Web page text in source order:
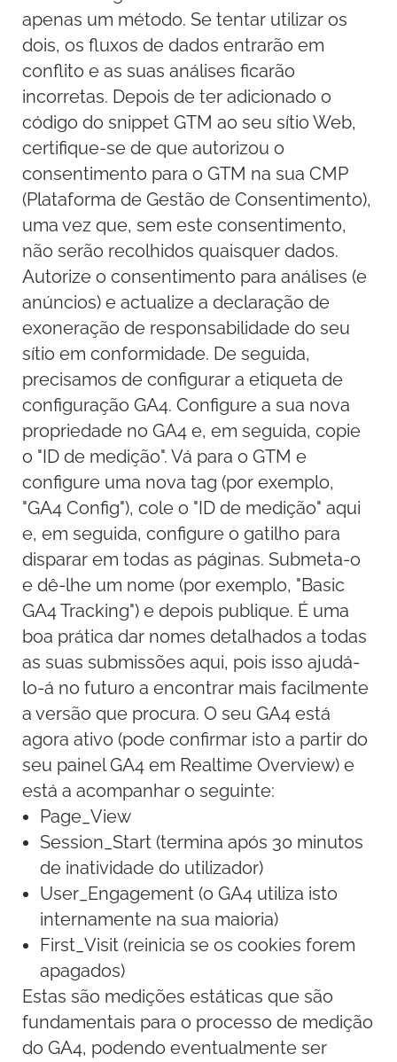
apenas um método. Se tentar utilizar os
dois, os fluxos de dados entrarão em
conflito e as suas análises ficarão
incorretas. Depois de ter adicionado o
código do snippet GTM ao seu sítio Web,
certifique-se de que autorizou o
consentimento para o GTM na sua CMP
(Plataforma de Gestão de Consentimento),
uma vez que, sem este consentimento,
não serão recolhidos quaisquer dados.
Autorize o consentimento para análises (e
anúncios) e actualize a declaração de
exoneração de responsabilidade do seu
sítio em conformidade. De seguida,
precisamos de configurar a etiqueta de
configuração GA4. Configure a sua nova
propriedade no GA4 e, em seguida, copie
o "ID de medição". Vá para o GTM e
configure uma nova tag (por exemplo,
"GA4 Config"), cole o "ID de medição" aqui
e, em seguida, configure o gatilho para
disparar em todas as páginas. Submeta-o
e dê-lhe um nome (por exemplo, "Basic
GA4 Tracking") e depois publique. É uma
boa prática dar nomes detalhados a todas
as suas submissões aqui, pois isso ajudá-
lo-á no futuro a encontrar mais facilmente
a versão que procura. O seu GA4 está
agora ativo (pode confirmar isto a partir do
seu painel GA4 em Realtime Overview) e
está a acompanhar o seguinte:
Page_View
Session_Start (termina após 30 minutos
de inatividade do utilizador)
User_Engagement (o GA4 utiliza isto
internamente na sua maioria)
First_Visit (reinicia se os cookies forem
apagados)
Estas são medições estáticas que são
fundamentais para o processo de medição
do GA4, podendo eventualmente ser